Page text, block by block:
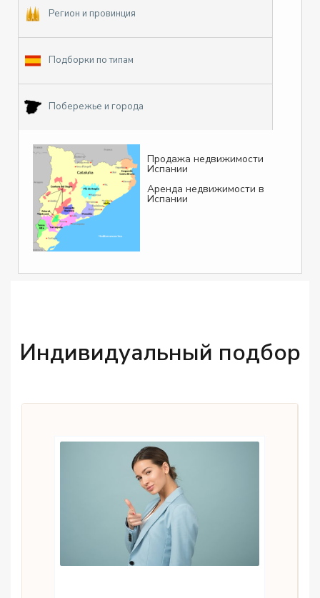
Регион и провинция
Подборки по типам
Побережье и города
Продажа недвижимости
Испании
Аренда недвижимости в
Испании
Индивидуальный подбор